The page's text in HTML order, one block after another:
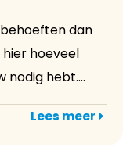
dan
hoeveel
nodig hebt....
Lees meer